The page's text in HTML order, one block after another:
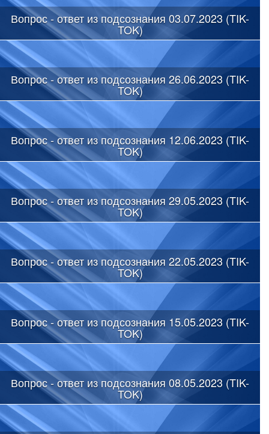
Вопрос - ответ из подсознания 03.07.2023 (TIK-
TOK)
Вопрос - ответ из подсознания 26.06.2023 (TIK-
TOK)
Вопрос - ответ из подсознания 12.06.2023 (TIK-
TOK)
Вопрос - ответ из подсознания 29.05.2023 (TIK-
TOK)
Вопрос - ответ из подсознания 22.05.2023 (TIK-
TOK)
Вопрос - ответ из подсознания 15.05.2023 (TIK-
TOK)
Вопрос - ответ из подсознания 08.05.2023 (TIK-
TOK)